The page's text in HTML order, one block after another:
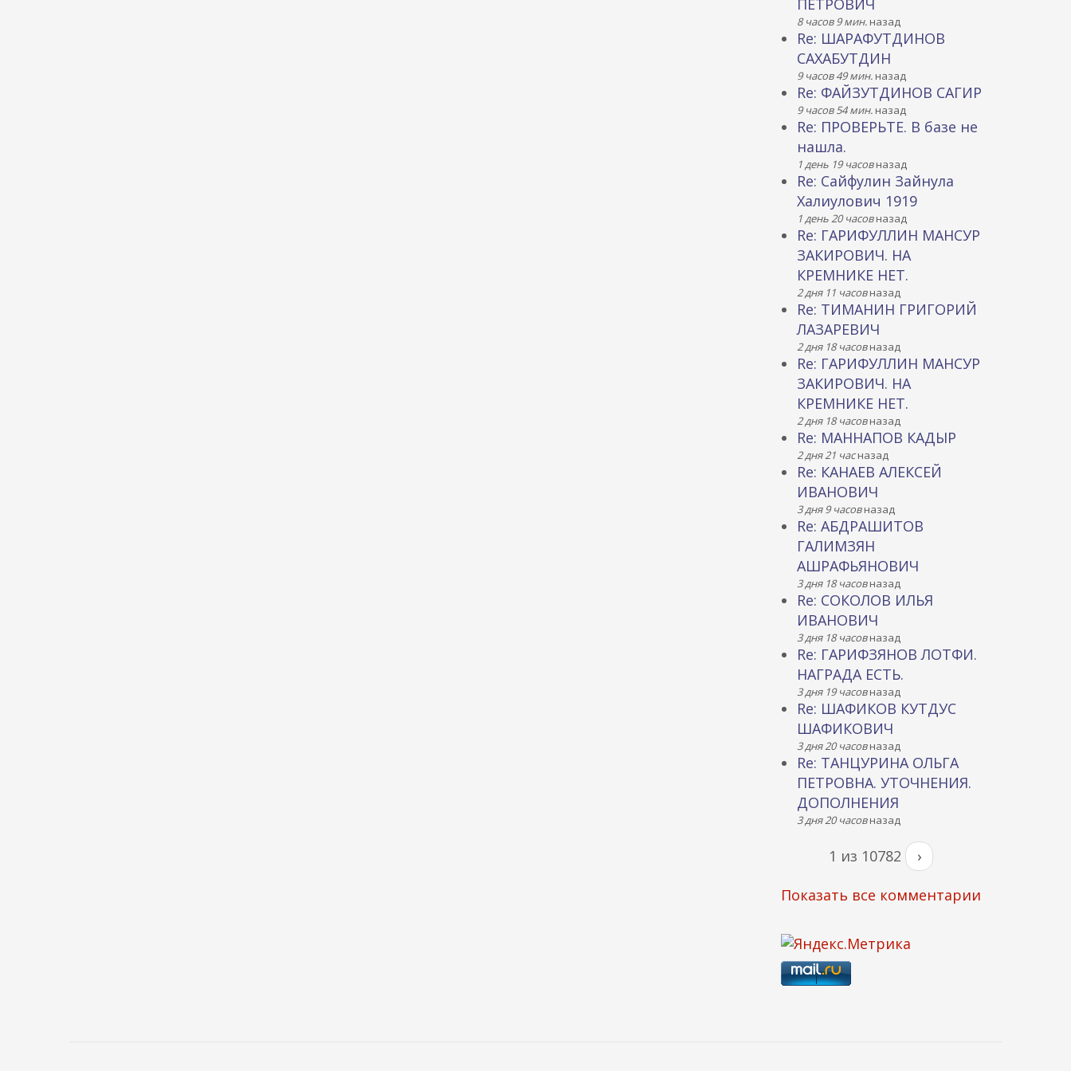
ПЕТРОВИЧ
8 часов 9 мин.назад
Re: ШАРАФУТДИНОВ
САХАБУТДИН
9 часов 49 мин.назад
Re: ФАЙЗУТДИНОВ САГИР
9 часов 54 мин.назад
Re: ПРОВЕРЬТЕ. В базе не
нашла.
1 день 19 часовназад
Re: Сайфулин Зайнула
Халиулович 1919
1 день 20 часовназад
Re: ГАРИФУЛЛИН МАНСУР
ЗАКИРОВИЧ. НА
КРЕМНИКЕ НЕТ.
2 дня 11 часовназад
Re: ТИМАНИН ГРИГОРИЙ
ЛАЗАРЕВИЧ
2 дня 18 часовназад
Re: ГАРИФУЛЛИН МАНСУР
ЗАКИРОВИЧ. НА
КРЕМНИКЕ НЕТ.
2 дня 18 часовназад
Re: МАННАПОВ КАДЫР
2 дня 21 часназад
Re: КАНАЕВ АЛЕКСЕЙ
ИВАНОВИЧ
3 дня 9 часовназад
Re: АБДРАШИТОВ
ГАЛИМЗЯН
АШРАФЬЯНОВИЧ
3 дня 18 часовназад
Re: СОКОЛОВ ИЛЬЯ
ИВАНОВИЧ
3 дня 18 часовназад
Re: ГАРИФЗЯНОВ ЛОТФИ.
НАГРАДА ЕСТЬ.
3 дня 19 часовназад
Re: ШАФИКОВ КУТДУС
ШАФИКОВИЧ
3 дня 20 часовназад
Re: ТАНЦУРИНА ОЛЬГА
ПЕТРОВНА. УТОЧНЕНИЯ.
ДОПОЛНЕНИЯ
3 дня 20 часовназад
1 из 10782 ›
Показать все комментарии